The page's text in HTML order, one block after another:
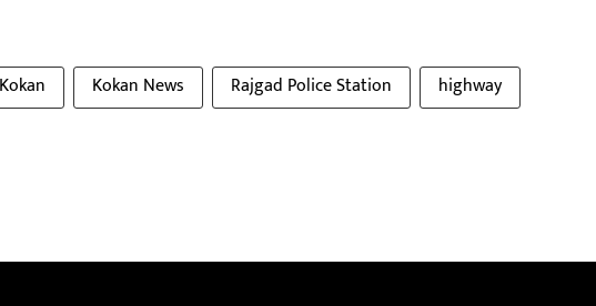
Kokan Kokan News Rajgad Police Station
highway